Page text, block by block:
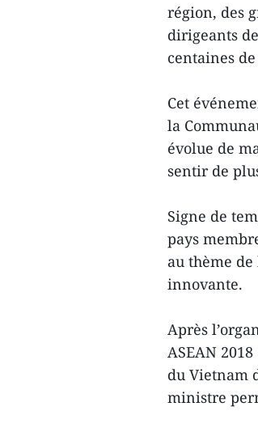
région, des
dirigeants
centaines
Cet
la
évolue de
sentir de
Signe de
pays
au thème de
innovante.
Après
ASEAN
du Vietnam
ministre